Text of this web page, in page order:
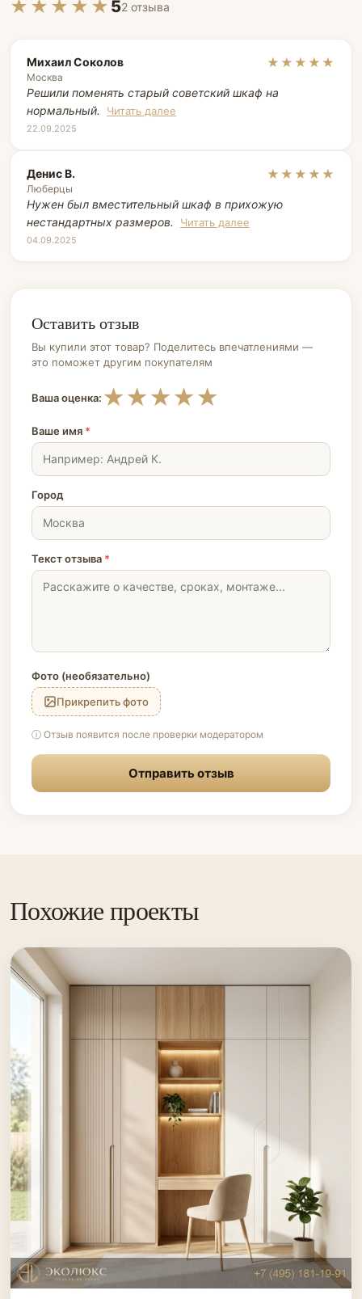
★★★★★ 52 отзыва
Михаил Соколов
Москва
★★★★★
Решили поменять старый советский шкаф на
нормальный.
Читать далее
22.09.2025
Денис В.
Люберцы
★★★★★
Нужен был вместительный шкаф в прихожую
нестандартных размеров.
Читать далее
04.09.2025
Оставить отзыв
Вы купили этот товар? Поделитесь впечатлениями —
это поможет другим покупателям
Ваша оценка: ★
★
★
★
★
Ваше имя *
Город
Текст отзыва *
Фото (необязательно)
Прикрепить фото
ⓘ Отзыв появится после проверки модератором
Отправить отзыв
Похожие проекты